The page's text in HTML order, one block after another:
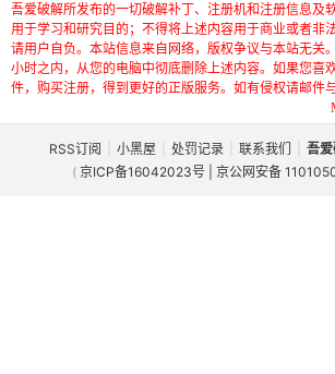
吾爱破解所发布的一切破解补丁、注册机和注册信息及
用于学习和研究目的；不得将上述内容用于商业或者非
请用户自负。本站信息来自网络，版权争议与本站无关
小时之内，从您的电脑中彻底删除上述内容。如果您喜
件，购买注册，得到更好的正版服务。如有侵权请邮件
RSS订阅 小黑屋 处罚记录 联系我们
吾
( 京ICP备16042023号 | 京公网安备